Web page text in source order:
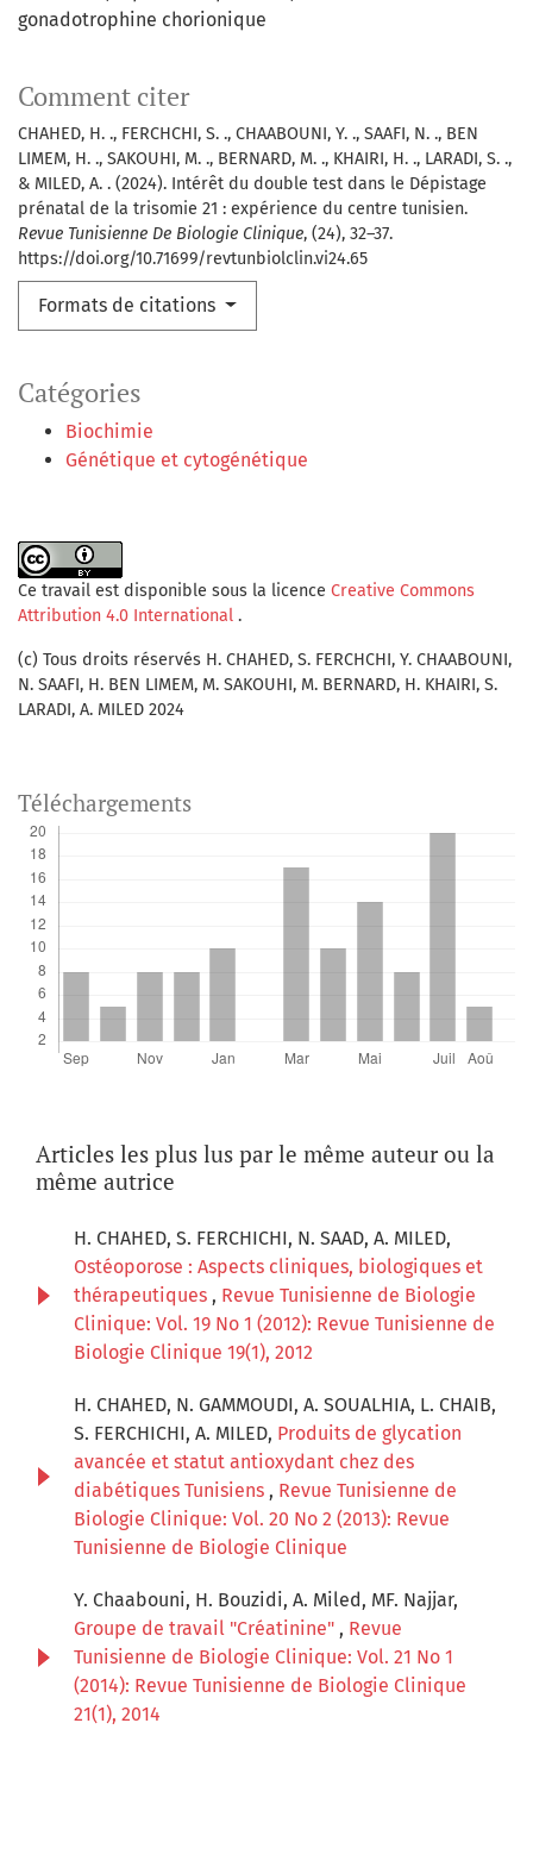
gonadotrophine chorionique
Catégories
Biochimie
Génétique et cytogénétique
Comment citer
CHAHED, H. ., FERCHCHI, S. ., CHAABOUNI, Y. ., SAAFI, N. ., BEN
LIMEM, H. ., SAKOUHI, M. ., BERNARD, M. ., KHAIRI, H. ., LARADI, S. .,
& MILED, A. . (2024). Intérêt du double test dans le Dépistage
prénatal de la trisomie 21 : expérience du centre tunisien.
Revue Tunisienne De Biologie Clinique, (24), 32–37.
https://doi.org/10.71699/revtunbiolclin.vi24.65
Formats de citations
Ce travail est disponible sous la licence Creative Commons
Attribution 4.0 International .
(c) Tous droits réservés H. CHAHED, S. FERCHCHI, Y. CHAABOUNI,
N. SAAFI, H. BEN LIMEM, M. SAKOUHI, M. BERNARD, H. KHAIRI, S.
LARADI, A. MILED 2024
Téléchargements
Articles les plus lus par le même auteur ou la
même autrice
H. CHAHED, S. FERCHICHI, N. SAAD, A. MILED,
Ostéoporose : Aspects cliniques, biologiques et
thérapeutiques , Revue Tunisienne de Biologie
Clinique: Vol. 19 No 1 (2012): Revue Tunisienne de
Biologie Clinique 19(1), 2012
H. CHAHED, N. GAMMOUDI, A. SOUALHIA, L. CHAIB,
S. FERCHICHI, A. MILED, Produits de glycation
avancée et statut antioxydant chez des
diabétiques Tunisiens , Revue Tunisienne de
Biologie Clinique: Vol. 20 No 2 (2013): Revue
Tunisienne de Biologie Clinique
Y. Chaabouni, H. Bouzidi, A. Miled, MF. Najjar,
Groupe de travail "Créatinine" , Revue
Tunisienne de Biologie Clinique: Vol. 21 No 1
(2014): Revue Tunisienne de Biologie Clinique
21(1), 2014